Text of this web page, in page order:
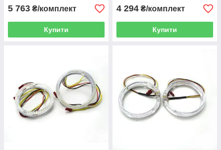
5 763 ₴/комплект
Купити
4 294 ₴/комплект
Купити